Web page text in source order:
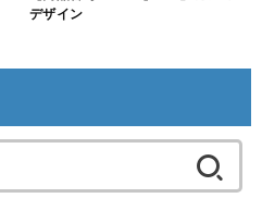
デザイン
索: